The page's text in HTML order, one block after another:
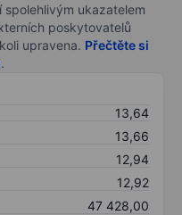
ukazatelem
poskytovatelů
upravena. Přečtěte si
.
13,64
13,66
12,94
12,92
47 428,00